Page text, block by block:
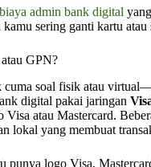
biaya admin bank digital
sering ganti kartu
GPN?
soal fisik atau
digital pakai jaringan
Visa atau Mastercard.
lokal yang membuat
punya logo Visa,